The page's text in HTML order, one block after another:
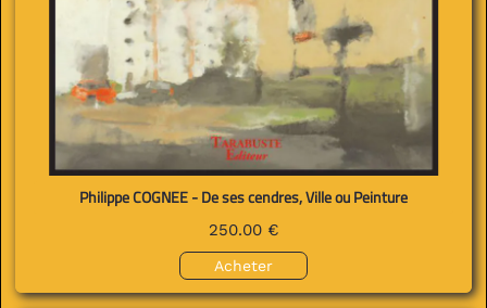
Philippe COGNEE - De ses cendres, Ville ou Peinture
250.00 €
Acheter